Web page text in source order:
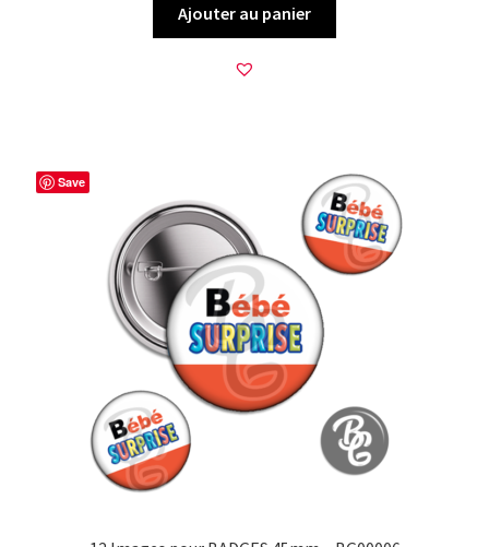
Ajouter au panier
Save